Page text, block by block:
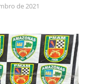
de 2021